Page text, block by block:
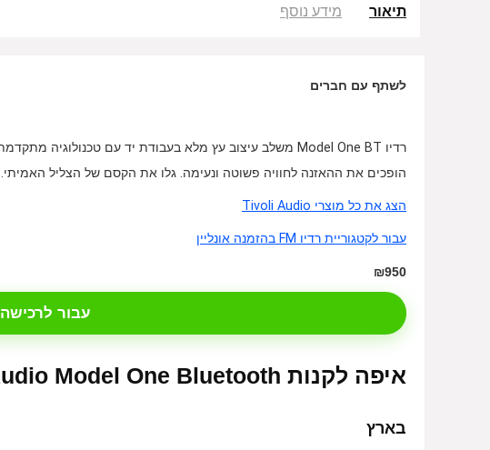
תיאור מידע נוסף
לשתף עם חברים
הופכים את ההאזנה לחוויה פשוטה ונעימה. גלו את הקסם של הצליל האמיתי.
הצג את כל מוצרי Tivoli Audio
עבור לקטגוריית רדיו FM בהזמנה אונליין
₪950
עבור לרכישה
איפה לקנות AM/FM Tivoli Audio Model One Bluetooth – / אונליין
בארץ